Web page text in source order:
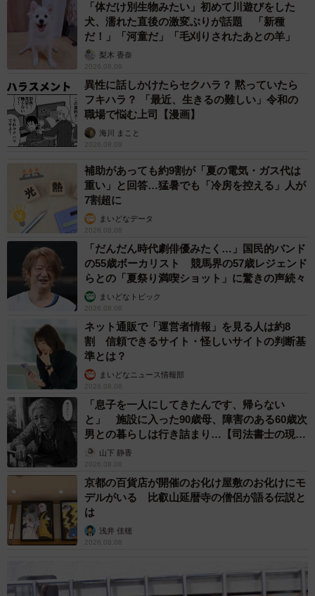
街角ではこういう灰皿をよく見かけます①
街角ではこういう灰皿をよく見かけます②
「体だけ別生物みたい」初めて川遊びをした
犬、濡れた直後の激変ぶりが話題 「新種
だ！」「河童だ」「毛刈りされたあとの羊」
梨木 香奈
2026.08.09
異性に話しかけたらセクハラ？ 黙っていたら
フキハラ？ 「最近、生きるの難しい」令和の
職場で悩む上司【漫画】
海川 まこと
2026.08.09
補助があっても約9割が「夏の電気・ガス代は
重い」と回答…猛暑でも「冷房を控える」人が
7割超に
まいどなデータ
2026.08.08
「だんだん時代劇俳優みたく…」国民的バンド
の55歳ボーカリスト 競馬界の57歳レジェンド
らとの「夏祭り満喫ショット」に驚きの声続々
まいどなトピック
2026.08.08
ネット通販で「運営者情報」を見る人は約8
割 信頼できるサイト・怪しいサイトの判断基
準とは？
まいどなニュース情報部
2026.08.08
「息子を一人にしてきたんです、帰らない
と」 施設に入った90歳母、障害のある60歳次
男との暮らしは行き詰まり…【司法書士の現場
から】山下 静香
2026.08.08
京都の百貨店が開催のお化け屋敷のお化けにモ
デルがいる 比叡山延暦寺の僧侶が語る伝説と
は
浅井 佳穂
2026.08.08